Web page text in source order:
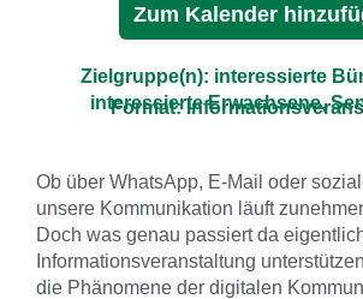
Zum Kalender
Zielgruppe(n): interessierte
interessierte Erwachsene,
Format:
Ob über WhatsApp, E-Mail oder
unsere Kommunikation läuft
Doch was genau passiert da
Informationsveranstaltung
die Phänomene der digitalen